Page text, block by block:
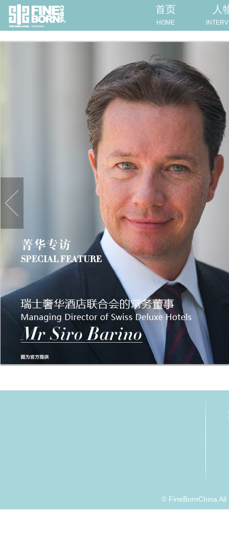
首页
HOME
人
瑞士奢华酒店联合会的常务董事Managing Director of Swiss Deluxe
© FineBornChina